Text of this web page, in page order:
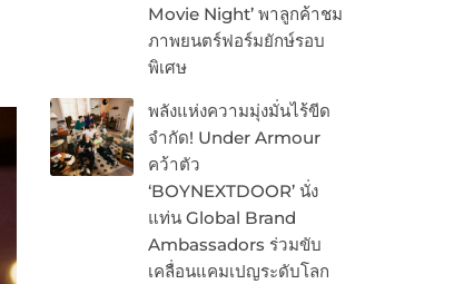
Movie Night’ พาลูกค้าชม
ภาพยนตร์ฟอร์มยักษ์รอบ
พิเศษ
พลังแห่งความมุ่งมั่นไร้ขีด
จำกัด! Under Armour
คว้าตัว
‘BOYNEXTDOOR’ นั่ง
แท่น Global Brand
Ambassadors ร่วมขับ
เคลื่อนแคมเปญระดับโลก